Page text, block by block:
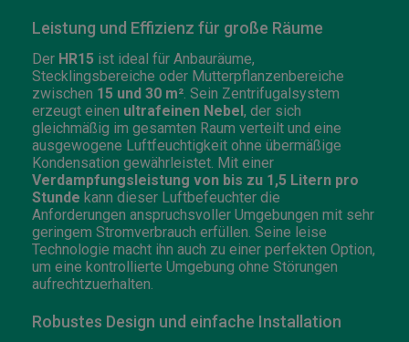
Leistung und Effizienz für große Räume
Der HR15 ist ideal für Anbauräume,
Stecklingsbereiche oder Mutterpflanzenbereiche
zwischen 15 und 30 m² . Sein Zentrifugalsystem
erzeugt einen ultrafeinen Nebel, der sich
gleichmäßig im gesamten Raum verteilt und eine
ausgewogene Luftfeuchtigkeit ohne übermäßige
Kondensation gewährleistet. Mit einer
Verdampfungsleistung von bis zu 1,5 Litern pro
Stunde kann dieser Luftbefeuchter die
Anforderungen anspruchsvoller Umgebungen mit sehr
geringem Stromverbrauch erfüllen. Seine leise
Technologie macht ihn auch zu einer perfekten Option,
um eine kontrollierte Umgebung ohne Störungen
aufrechtzuerhalten.
Robustes Design und einfache Installation